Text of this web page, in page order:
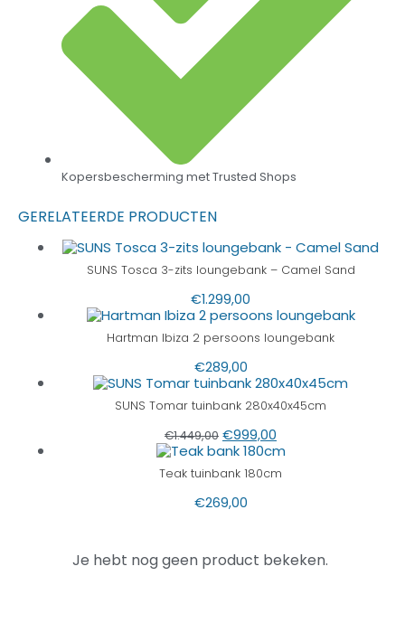
Kopersbescherming met Trusted Shops
GERELATEERDE PRODUCTEN
SUNS Tosca 3-zits loungebank – Camel Sand
€1.299,00
Hartman Ibiza 2 persoons loungebank
€289,00
SUNS Tomar tuinbank 280x40x45cm
€1.449,00 €999,00
Teak tuinbank 180cm
€269,00
Je hebt nog geen product bekeken.